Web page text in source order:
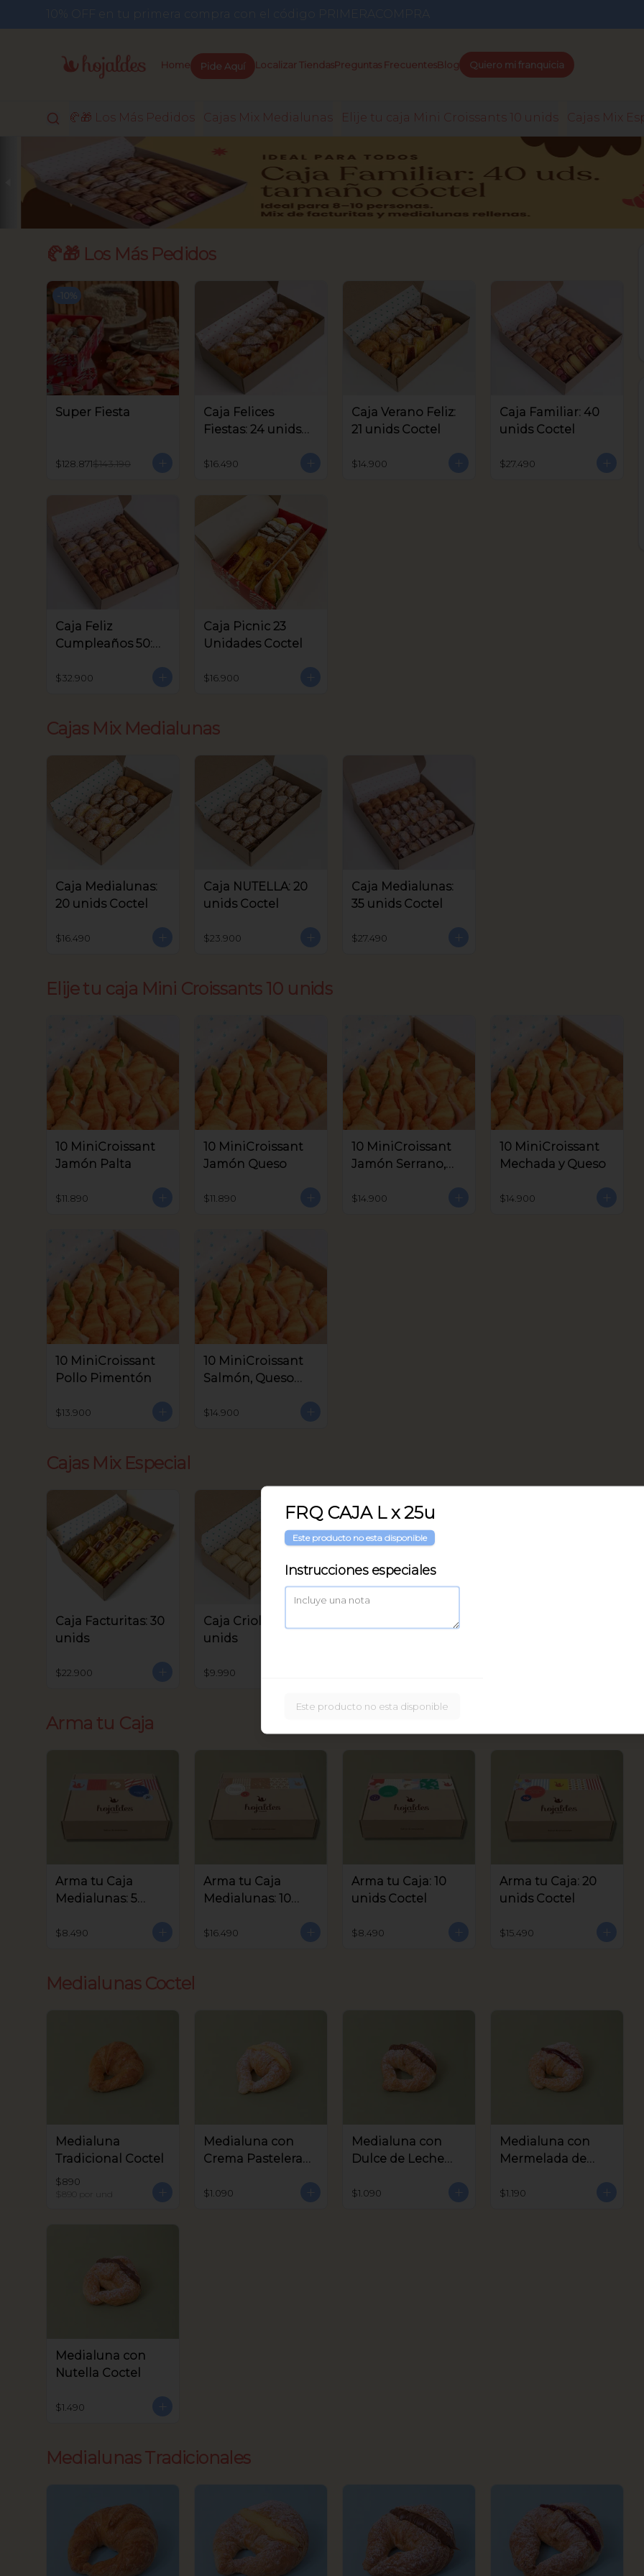
10% OFF en tu primera compra con el código PRIMERACOMPRA
Home Pide Aquí Localizar TiendasPreguntas FrecuentesBlog Quiero mi franquicia
🥐🎁 Los Más Pedidos Cajas Mix Medialunas Elije tu caja Mini Croissants 10 unids Cajas Mix
🥐🎁 Los Más Pedidos
10 %
Super Fiesta
$128.871$143.190
Caja Felices
Fiestas: 24 unids
$16.490
Caja Verano Feliz:
21 unids Coctel
$14.900
Caja Familiar: 40
unids Coctel
$27.490
Caja Feliz
Cumpleaños 50:
$32.900
Caja Picnic 23
Unidades Coctel
$16.900
Cajas Mix Medialunas
Caja Medialunas:
20 unids Coctel
$16.490
Caja NUTELLA: 20
unids Coctel
$23.900
Caja Medialunas:
35 unids Coctel
$27.490
Elije tu caja Mini Croissants 10 unids
10 MiniCroissant
Jamón Palta
$11.890
10 MiniCroissant
Jamón Queso
$11.890
10 MiniCroissant
Jamón Serrano,
Aceitunas V.
$14.900
10 MiniCroissant
Mechada y Queso
$14.900
10 MiniCroissant
Pollo Pimentón
$13.900
10 MiniCroissant
Salmón, Queso
$14.900
Cajas Mix Especial
Caja Facturitas: 30
unids
$22.900
Caja Criollitos: 20
unids
$9.990
Arma tu Caja
Arma tu Caja
Medialunas: 5
$8.490
Arma tu Caja
Medialunas: 10
$16.490
Arma tu Caja: 10
unids Coctel
$8.490
Arma tu Caja: 20
unids Coctel
$15.490
Medialunas Coctel
Medialuna
Tradicional Coctel
$890
$890 por und
Medialuna con
Crema Pastelera
$1.090
Medialuna con
Dulce de Leche
$1.090
Medialuna con
Mermelada de
$1.190
Medialuna con
Nutella Coctel
$1.490
Medialunas Tradicionales
FRQ CAJA L x 25u
Este producto no esta disponible
Instrucciones especiales
Este producto no esta disponible